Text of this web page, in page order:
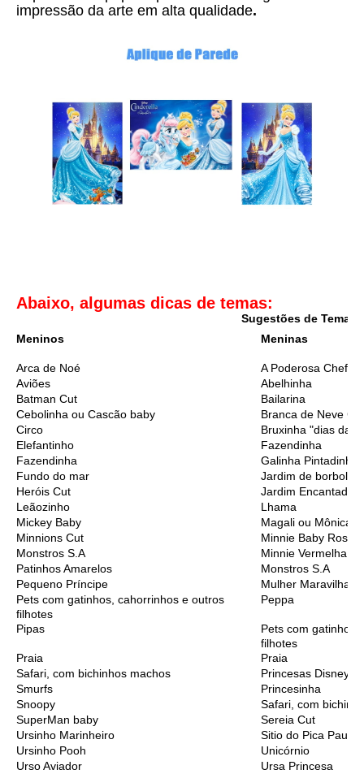
impressão da arte em alta qualidade.
Abaixo, algumas dicas de temas:
Sugestões de Temas
Meninos
Meninas
Arca de Noé
A Poderosa
Aviões
Abelhinha
Batman Cut
Bailarina
Cebolinha ou Cascão baby
Branca de Neve Cut
Circo
Bruxinha "dias das
Elefantinho
Fazendinha
Fazendinha
Galinha Pintadinha
Fundo do mar
Jardim de
Heróis Cut
Jardim Encantado
Leãozinho
Lhama
Mickey Baby
Magali ou Mônica
Minnions Cut
Minnie Baby Rosa
Monstros S.A
Minnie Vermelha
Patinhos Amarelos
Monstros S.A
Pequeno Príncipe
Mulher Maravilha
Pets com gatinhos, cahorrinhos e outros
filhotes
Peppa
Pipas
Pets com
filhotes
Praia
Praia
Safari, com bichinhos machos
Princesas Disney
Smurfs
Princesinha
Snoopy
Safari, com
SuperMan baby
Sereia Cut
Ursinho Marinheiro
Sitio do Pica Pau
Ursinho Pooh
Unicórnio
Urso Aviador
Ursa Princesa